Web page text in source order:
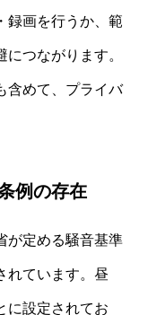
録画を行うか、範
つながります。
含めて、プライバ
例の存在
が定める騒音基準
れています。昼
に設定されてお